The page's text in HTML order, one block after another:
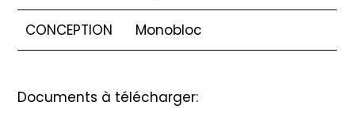
CONCEPTION Monobloc
Documents à télécharger: